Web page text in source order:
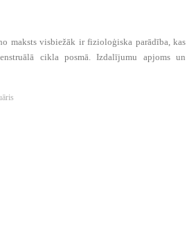
maksts visbiežāk ir fizioloģiska parādība, kas
cikla posmā. Izdalījumu apjoms un